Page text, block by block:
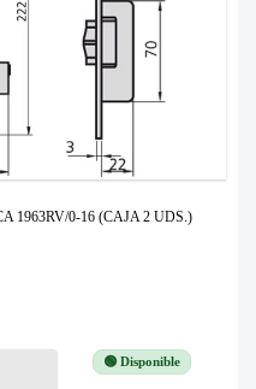
1963RV/0-16 (CAJA 2 UDS.)
🟢 Disponible